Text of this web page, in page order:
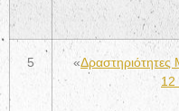
5 «Δραστηριότητες
12